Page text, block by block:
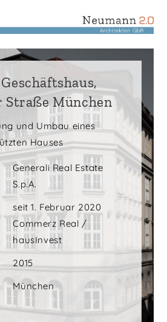
Straße München
und Umbau eines
Hauses
Generali Real Estate
S.p.A.
seit 1. Februar 2020
Commerz Real /
hausInvest
2015
München